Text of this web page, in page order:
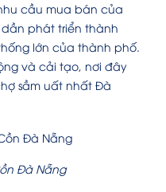
cầu mua bán của
phát triển thành
lớn của thành phố.
và cải tạo, nơi đây
sầm uất nhất Đà
Đà Nẵng